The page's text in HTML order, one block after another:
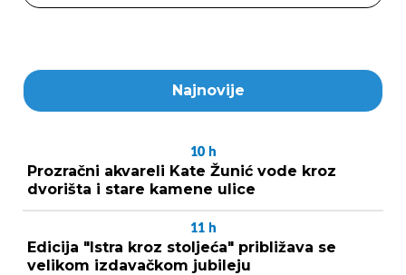
Najnovije
10 h
Prozračni akvareli Kate Žunić vode kroz
dvorišta i stare kamene ulice
11 h
Edicija "Istra kroz stoljeća" približava se
velikom izdavačkom jubileju